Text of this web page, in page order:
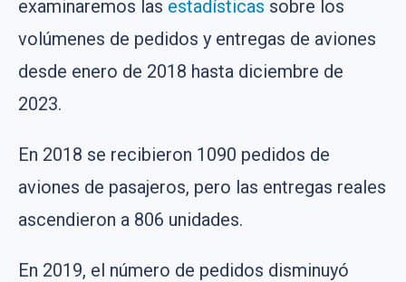
examinaremos las estadísticas sobre los
volúmenes de pedidos y entregas de aviones
desde enero de 2018 hasta diciembre de
2023.
En 2018 se recibieron 1090 pedidos de
aviones de pasajeros, pero las entregas reales
ascendieron a 806 unidades.
En 2019, el número de pedidos disminuyó